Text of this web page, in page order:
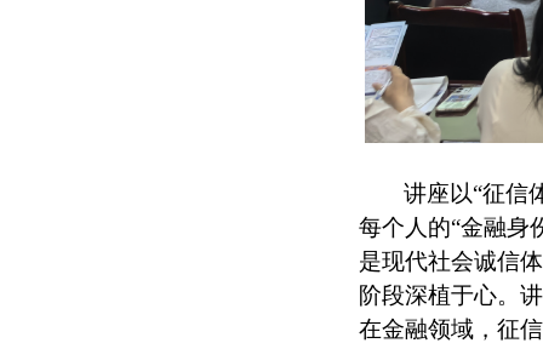
讲座以“征信
每个人的“金融身
是现代社会诚信
阶段深植于心。
在金融领域，征